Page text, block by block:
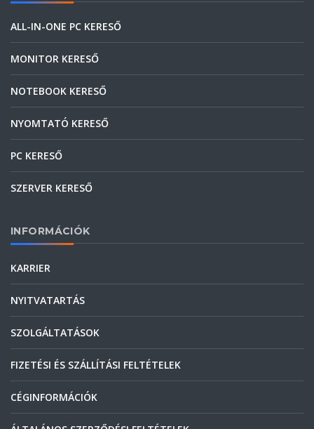
ALL-IN-ONE PC KERESŐ
MONITOR KERESŐ
NOTEBOOK KERESŐ
NYOMTATÓ KERESŐ
PC KERESŐ
SZERVER KERESŐ
INFORMÁCIÓK
KARRIER
NYITVATARTÁS
SZOLGÁLTATÁSOK
FIZETÉSI ÉS SZÁLLÍTÁSI FELTÉTELEK
CÉGINFORMÁCIÓK